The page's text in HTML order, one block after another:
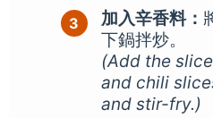
加入辛香料：
下鍋拌炒。
(Add the
and chili
and stir-fry.)